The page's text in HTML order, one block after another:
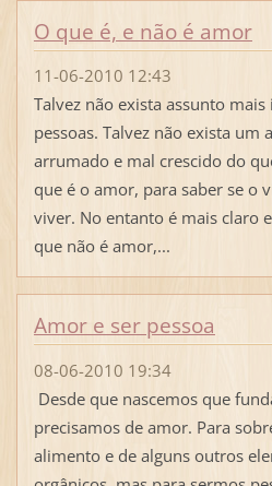
O que é, e não é amor
11-06-2010 12:43
Talvez não exista assunto
pessoas. Talvez não exista um
arrumado e mal crescido do
que é o amor, para saber se o
viver. No entanto é mais claro
que não é amor,...
Amor e ser pessoa
08-06-2010 19:34
Desde que nascemos que
precisamos de amor. Para
alimento e de alguns outros